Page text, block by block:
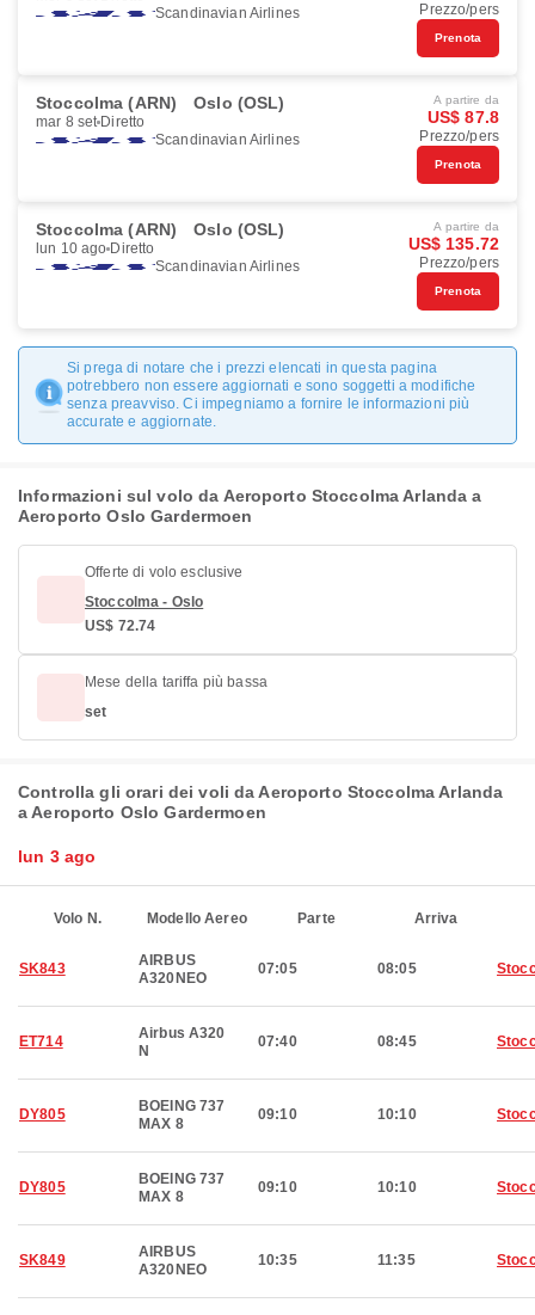
Scandinavian Airlines
Prezzo/pers
Prenota
Stoccolma (ARN) Oslo (OSL)
mar 8 set Diretto
Scandinavian Airlines
A partire da
US$ 87.8
Prezzo/pers
Prenota
Stoccolma (ARN) Oslo (OSL)
lun 10 ago Diretto
Scandinavian Airlines
A partire da
US$ 135.72
Prezzo/pers
Prenota
Si prega di notare che i prezzi elencati in questa pagina
potrebbero non essere aggiornati e sono soggetti a modifiche
senza preavviso. Ci impegniamo a fornire le informazioni più
accurate e aggiornate.
Informazioni sul volo da Aeroporto Stoccolma Arlanda a
Aeroporto Oslo Gardermoen
Offerte di volo esclusive
Stoccolma - Oslo
US$ 72.74
Mese della tariffa più bassa
set
Controlla gli orari dei voli da Aeroporto Stoccolma Arlanda
a Aeroporto Oslo Gardermoen
lun 3 ago
Volo N. Modello Aereo Parte Arriva
SK843
AIRBUS
A320NEO
07:05 08:05
ET714
Airbus A320
N
07:40 08:45
DY805
BOEING 737
MAX 8
09:10 10:10
DY805
BOEING 737
MAX 8
09:10 10:10
SK849
AIRBUS
A320NEO
10:35 11:35